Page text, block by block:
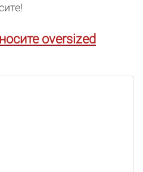
oversized